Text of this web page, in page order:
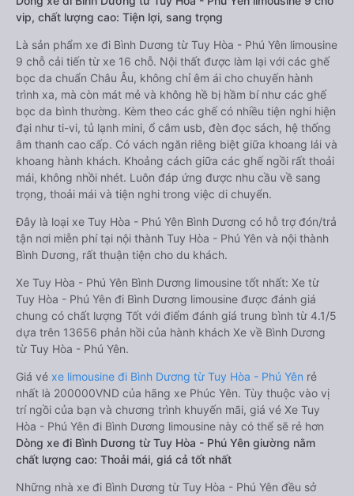
vip, chất lượng cao: Tiện lợi, sang trọng
Là sản phẩm xe đi Bình Dương từ Tuy Hòa - Phú Yên limousine
9 chỗ cải tiến từ xe 16 chỗ. Nội thất được làm lại với các ghế
bọc da chuẩn Châu Âu, không chỉ êm ái cho chuyến hành
trình xa, mà còn mát mẻ và không hề bị hầm bí như các ghế
bọc da bình thường. Kèm theo các ghế có nhiều tiện nghi hiện
đại như ti-vi, tủ lạnh mini, ổ cắm usb, đèn đọc sách, hệ thống
âm thanh cao cấp. Có vách ngăn riêng biệt giữa khoang lái và
khoang hành khách. Khoảng cách giữa các ghế ngồi rất thoải
mái, không nhồi nhét. Luôn đáp ứng được nhu cầu về sang
trọng, thoải mái và tiện nghi trong việc di chuyển.
Đây là loại xe Tuy Hòa - Phú Yên Bình Dương có hỗ trợ đón/trả
tận nơi miễn phí tại nội thành Tuy Hòa - Phú Yên và nội thành
Bình Dương, rất thuận tiện cho du khách.
Xe Tuy Hòa - Phú Yên Bình Dương limousine tốt nhất: Xe từ
Tuy Hòa - Phú Yên đi Bình Dương limousine được đánh giá
chung có chất lượng Tốt với điểm đánh giá trung bình từ 4.1/5
dựa trên 13656 phản hồi của hành khách Xe về Bình Dương
từ Tuy Hòa - Phú Yên.
Giá vé xe limousine đi Bình Dương từ Tuy Hòa - Phú Yên rẻ
nhất là 200000VND của hãng xe Phúc Yên. Tùy thuộc vào vị
trí ngồi của bạn và chương trình khuyến mãi, giá vé Xe Tuy
Hòa - Phú Yên đi Bình Dương limousine này có thể sẽ rẻ hơn
Dòng xe đi Bình Dương từ Tuy Hòa - Phú Yên giường nằm
chất lượng cao: Thoải mái, giá cả tốt nhất
Những nhà xe đi Bình Dương từ Tuy Hòa - Phú Yên đều sở